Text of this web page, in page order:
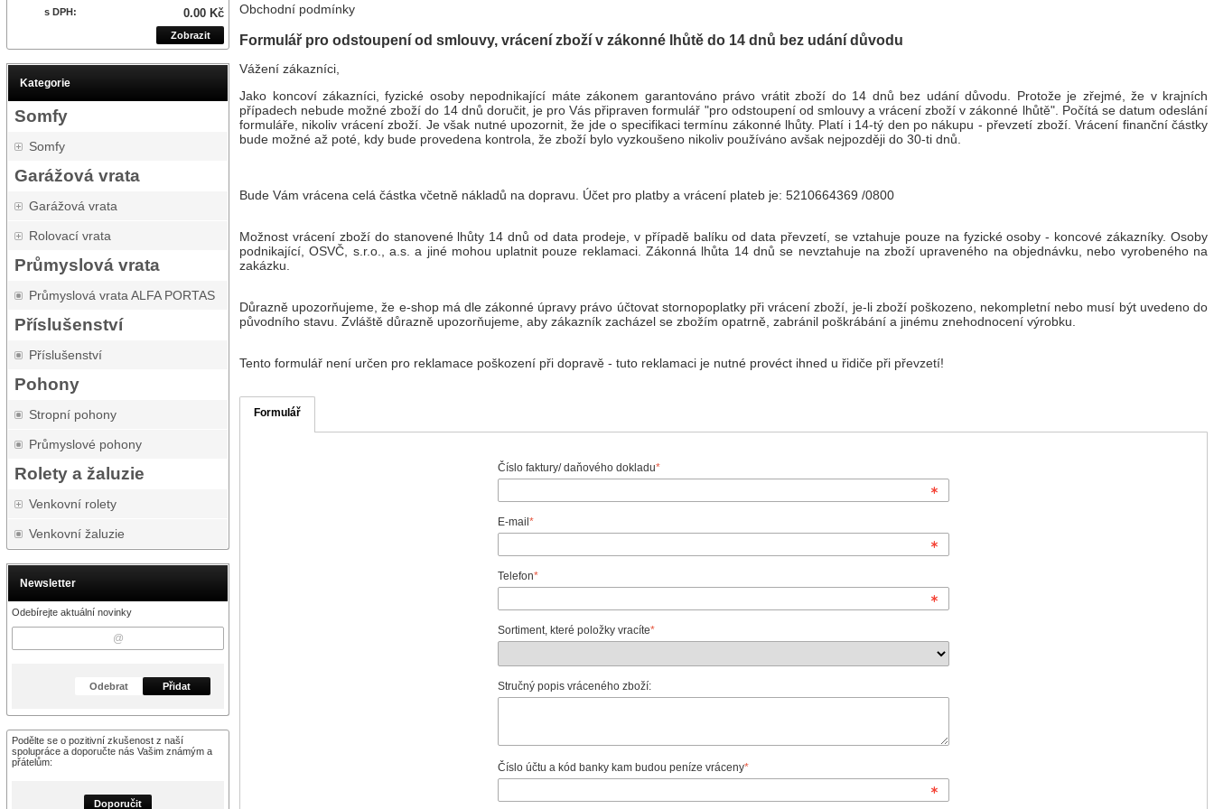
s DPH: 0.00 Kč
Zobrazit
Kategorie
Somfy
Somfy
Garážová vrata
Garážová vrata
Rolovací vrata
Průmyslová vrata
Průmyslová vrata ALFA PORTAS
Příslušenství
Příslušenství
Pohony
Stropní pohony
Průmyslové pohony
Rolety a žaluzie
Venkovní rolety
Venkovní žaluzie
Newsletter
Odebírejte aktuální novinky
Odebrat Přidat
Podělte se o pozitivní zkušenost z naší
spolupráce a doporučte nás Vašim známým a
přátelům:
Doporučit
Obchodní podmínky
Formulář pro odstoupení od smlouvy, vrácení zboží v zákonné lhůtě do 14 dnů bez udání důvodu
Vážení zákazníci,
Jako koncoví zákazníci, fyzické osoby nepodnikající máte zákonem garantováno právo vrátit zboží do 14 dnů bez udání důvodu. Protože je zřejmé, že v krajních
případech nebude možné zboží do 14 dnů doručit, je pro Vás připraven formulář "pro odstoupení od smlouvy a vrácení zboží v zákonné lhůtě". Počítá se datum odeslání
formuláře, nikoliv vrácení zboží. Je však nutné upozornit, že jde o specifikaci termínu zákonné lhůty. Platí i 14-tý den po nákupu - převzetí zboží. Vrácení finanční částky
bude možné až poté, kdy bude provedena kontrola, že zboží bylo vyzkoušeno nikoliv používáno avšak nejpozději do 30-ti dnů.
Bude Vám vrácena celá částka včetně nákladů na dopravu. Účet pro platby a vrácení plateb je: 5210664369 /0800
Možnost vrácení zboží do stanovené lhůty 14 dnů od data prodeje, v případě balíku od data převzetí, se vztahuje pouze na fyzické osoby - koncové zákazníky. Osoby
podnikající, OSVČ, s.r.o., a.s. a jiné mohou uplatnit pouze reklamaci. Zákonná lhůta 14 dnů se nevztahuje na zboží upraveného na objednávku, nebo vyrobeného na
zakázku.
Důrazně upozorňujeme, že e-shop má dle zákonné úpravy právo účtovat stornopoplatky při vrácení zboží, je-li zboží poškozeno, nekompletní nebo musí být uvedeno do
původního stavu. Zvláště důrazně upozorňujeme, aby zákazník zacházel se zbožím opatrně, zabránil poškrábání a jinému znehodnocení výrobku.
Tento formulář není určen pro reklamace poškození při dopravě - tuto reklamaci je nutné provéct ihned u řidiče při převzetí!
Formulář
Číslo faktury/ daňového dokladu*
E-mail*
Telefon*
Sortiment, které položky vracíte*
Stručný popis vráceného zboží:
Číslo účtu a kód banky kam budou peníze vráceny*